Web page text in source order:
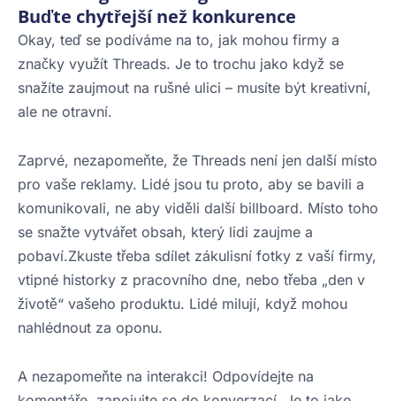
Buďte chytřejší než konkurence
Okay, teď se podíváme na to, jak mohou firmy a
značky využít Threads. Je to trochu jako když se
snažíte zaujmout na rušné ulici – musíte být kreativní,
ale ne otravní.
Zaprvé, nezapomeňte, že Threads není jen další místo
pro vaše reklamy. Lidé jsou tu proto, aby se bavili a
komunikovali, ne aby viděli další billboard. Místo toho
se snažte vytvářet obsah, který lidi zaujme a
pobaví.Zkuste třeba sdílet zákulisní fotky z vaší firmy,
vtipné historky z pracovního dne, nebo třeba „den v
životě“ vašeho produktu. Lidé milují, když mohou
nahlédnout za oponu.
A nezapomeňte na interakci! Odpovídejte na